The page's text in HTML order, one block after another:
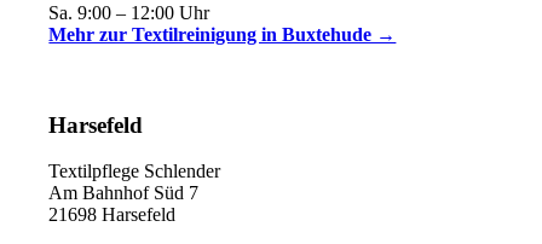
Sa. 9:00 – 12:00 Uhr
Mehr zur Textilreinigung in Buxtehude →
Harsefeld
Textilpflege Schlender
Am Bahnhof Süd 7
21698 Harsefeld